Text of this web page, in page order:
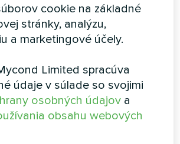
zachytávajú odpadové teplo z
a presmerujú ho na
alebo ohrev vody v
zvyšuje účinnosť a
prevádzkové náklady.
prvky:Používajte
systémy, ktoré monitorujú
a automaticky upravujú
cookie na základné
stránky, analýzu,
a marketingové účely.
Limited spracúva
údaje v súlade so svojimi
osobných údajov a
obsahu webových